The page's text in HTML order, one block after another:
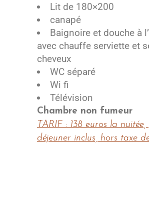
Lit de 180×200
canapé
Baignoire et douche à
avec chauffe serviette et
cheveux
WC séparé
Wi fi
Télévision
Chambre non fumeur
TARIF : 138 euros la
déjeuner inclus, hors taxe